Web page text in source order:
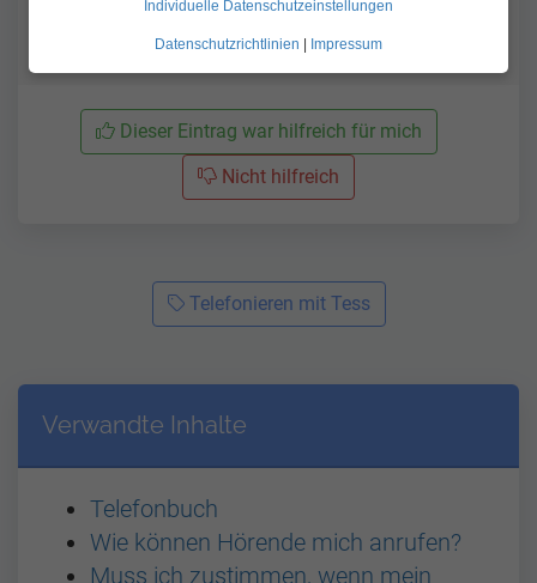
Begriffe beim Telefonieren
Dieser Eintrag war hilfreich für mich
Nicht hilfreich
Telefonieren mit Tess
Verwandte Inhalte
Telefonbuch
Wie können Hörende mich anrufen?
Muss ich zustimmen, wenn mein
Individuelle Datenschutzeinstellungen
Datenschutzrichtlinien Impressum